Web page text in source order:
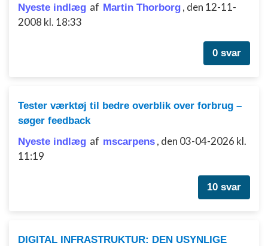
Nyeste indlæg af Martin Thorborg , den 12-11-
2008 kl. 18:33
0 svar
Tester værktøj til bedre overblik over forbrug –
søger feedback
Nyeste indlæg af mscarpens , den 03-04-2026 kl.
11:19
10 svar
DIGITAL INFRASTRUKTUR: DEN USYNLIGE